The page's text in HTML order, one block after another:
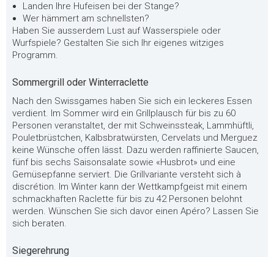
Landen Ihre Hufeisen bei der Stange?
Wer hämmert am schnellsten?
Haben Sie ausserdem Lust auf Wasserspiele oder
Wurfspiele? Gestalten Sie sich Ihr eigenes witziges
Programm.
Sommergrill oder Winterraclette
Nach den Swissgames haben Sie sich ein leckeres Essen
verdient. Im Sommer wird ein Grillplausch für bis zu 60
Personen veranstaltet, der mit Schweinssteak, Lammhüftli,
Pouletbrüstchen, Kalbsbratwürsten, Cervelats und Merguez
keine Wünsche offen lässt. Dazu werden raffinierte Saucen,
fünf bis sechs Saisonsalate sowie «Husbrot» und eine
Gemüsepfanne serviert. Die Grillvariante versteht sich à
discrétion. Im Winter kann der Wettkampfgeist mit einem
schmackhaften Raclette für bis zu 42 Personen belohnt
werden. Wünschen Sie sich davor einen Apéro? Lassen Sie
sich beraten.
Siegerehrung